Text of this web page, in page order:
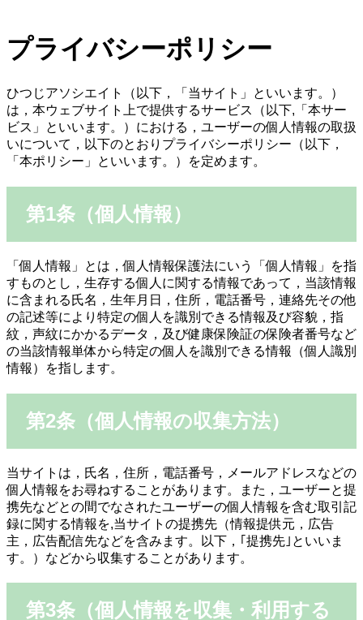
プライバシーポリシー
ひつじアソシエイト（以下，「当サイト」といいます。）
は，本ウェブサイト上で提供するサービス（以下,「本サー
ビス」といいます。）における，ユーザーの個人情報の取扱
いについて，以下のとおりプライバシーポリシー（以下，
「本ポリシー」といいます。）を定めます。
第1条（個人情報）
「個人情報」とは，個人情報保護法にいう「個人情報」を指
すものとし，生存する個人に関する情報であって，当該情報
に含まれる氏名，生年月日，住所，電話番号，連絡先その他
の記述等により特定の個人を識別できる情報及び容貌，指
紋，声紋にかかるデータ，及び健康保険証の保険者番号など
の当該情報単体から特定の個人を識別できる情報（個人識別
情報）を指します。
第2条（個人情報の収集方法）
当サイトは，氏名，住所，電話番号，メールアドレスなどの
個人情報をお尋ねすることがあります。また，ユーザーと提
携先などとの間でなされたユーザーの個人情報を含む取引記
録に関する情報を,当サイトの提携先（情報提供元，広告
主，広告配信先などを含みます。以下，｢提携先｣といいま
す。）などから収集することがあります。
第3条（個人情報を収集・利用する